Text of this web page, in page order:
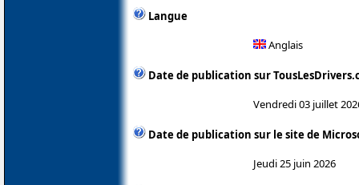
Langue
Anglais
Date de publication sur
Vendredi 03 juillet
Date de publication sur le site de
Jeudi 25 juin 2026